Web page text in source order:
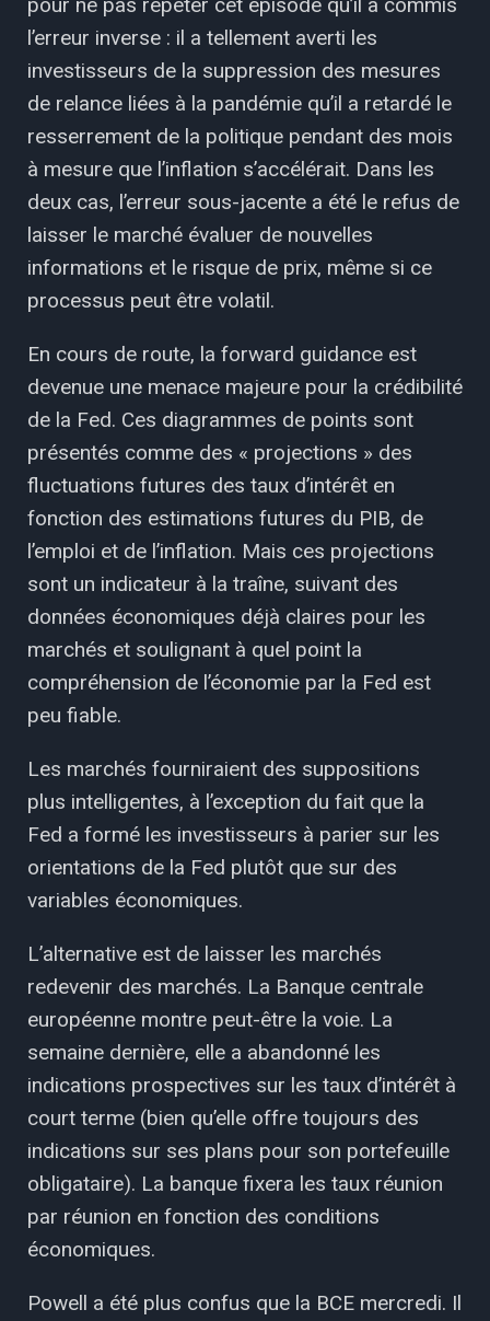
l’erreur inverse : il a tellement averti les
investisseurs de la suppression des mesures
de relance liées à la pandémie qu’il a retardé le
resserrement de la politique pendant des mois
à mesure que l’inflation s’accélérait. Dans les
deux cas, l’erreur sous-jacente a été le refus de
laisser le marché évaluer de nouvelles
informations et le risque de prix, même si ce
processus peut être volatil.
En cours de route, la forward guidance est
devenue une menace majeure pour la crédibilité
de la Fed. Ces diagrammes de points sont
présentés comme des « projections » des
fluctuations futures des taux d’intérêt en
fonction des estimations futures du PIB, de
l’emploi et de l’inflation. Mais ces projections
sont un indicateur à la traîne, suivant des
données économiques déjà claires pour les
marchés et soulignant à quel point la
compréhension de l’économie par la Fed est
peu fiable.
Les marchés fourniraient des suppositions
plus intelligentes, à l’exception du fait que la
Fed a formé les investisseurs à parier sur les
orientations de la Fed plutôt que sur des
variables économiques.
L’alternative est de laisser les marchés
redevenir des marchés. La Banque centrale
européenne montre peut-être la voie. La
semaine dernière, elle a abandonné les
indications prospectives sur les taux d’intérêt à
court terme (bien qu’elle offre toujours des
indications sur ses plans pour son portefeuille
obligataire). La banque fixera les taux réunion
par réunion en fonction des conditions
économiques.
Powell a été plus confus que la BCE mercredi. Il